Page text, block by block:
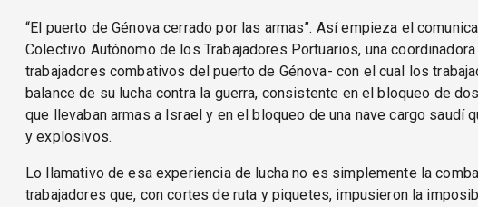
“El puerto de Génova cerrado por las armas”. Así empieza el
Colectivo Autónomo de los Trabajadores Portuarios, una
trabajadores combativos del puerto de Génova- con el cual los
balance de su lucha contra la guerra, consistente en el bloqueo de
que llevaban armas a Israel y en el bloqueo de una nave cargo saudí
y explosivos.
Lo llamativo de esa experiencia de lucha no es simplemente la
trabajadores que, con cortes de ruta y piquetes, impusieron la